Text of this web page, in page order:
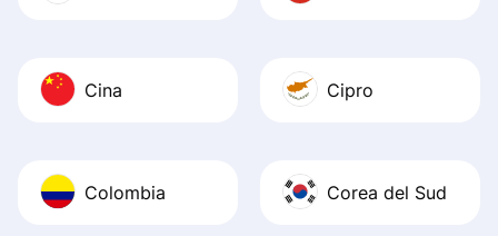
Cina Cipro
Colombia Corea del Sud